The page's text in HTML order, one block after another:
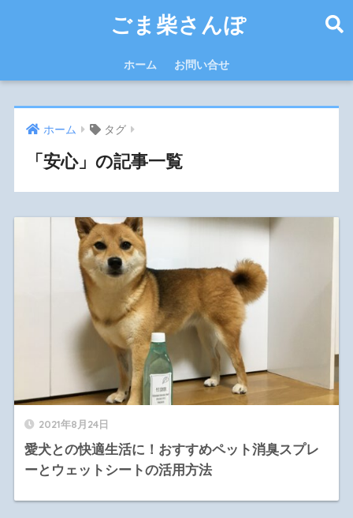
ごま柴さんぽ
ホーム お問い合せ
ホーム タグ
「安心」の記事一覧
2021年8月24日
愛犬との快適生活に！おすすめペット消臭スプレ
ーとウェットシートの活用方法